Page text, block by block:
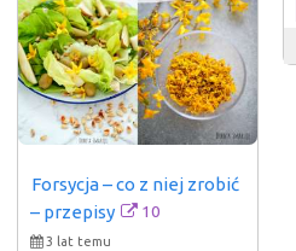
Forsycja – co z niej zrobić
– przepisy
10
3 lat temu